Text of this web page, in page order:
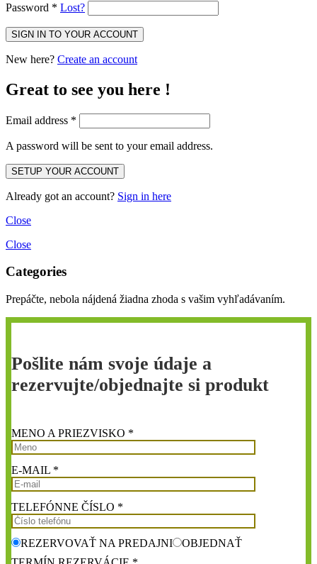
Password * Lost?
New here? Create an account
Great to see you here !
Email address *
A password will be sent to your email address.
Already got an account? Sign in here
Close
Close
Categories
Prepáčte, nebola nájdená žiadna zhoda s vašim vyhľadávaním.
Pošlite nám svoje údaje a
rezervujte/objednajte si produkt
MENO A PRIEZVISKO *
E-MAIL *
TELEFÓNNE ČÍSLO *
REZERVOVAŤ NA PREDAJNI
OBJEDNAŤ